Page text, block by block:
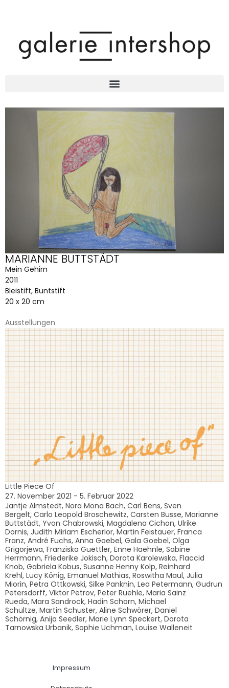
MARIANNE BUTTSTÄDT
Mein Gehirn
2011
Bleistift, Buntstift
20 x 20 cm
Ausstellungen
Little Piece Of
27. November 2021 - 5. Februar 2022
Jantje Almstedt, Nora Mona Bach, Carl Bens, Sven
Bergelt, Carlo Leopold Broschewitz, Carsten Busse, Marianne
Buttstädt, Yvon Chabrowski, Magdalena Cichon, Ulrike
Dornis, Judith Miriam Escherlor, Martin Feistauer, Franca
Franz, André Fuchs, Anna Goebel, Gala Goebel, Olga
Grigorjewa, Franziska Guettler, Enne Haehnle, Sabine
Herrmann, Friederike Jokisch, Dorota Karolewska, Flaccid
Knob, Gabriela Kobus, Susanne Henny Kolp, Reinhard
Krehl, Lucy König, Emanuel Mathias, Roswitha Maul, Julia
Miorin, Petra Ottkowski, Silke Panknin, Lea Petermann, Gudrun
Petersdorff, Viktor Petrov, Peter Ruehle, Maria Sainz
Rueda, Mara Sandrock, Hadin Schorn, Michael
Schultze, Martin Schuster, Aline Schwörer, Daniel
Schörnig, Anija Seedler, Marie Lynn Speckert, Dorota
Tarnowska Urbanik, Sophie Uchman, Louise Walleneit
Impressum